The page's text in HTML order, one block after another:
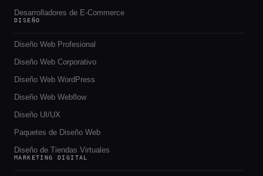
Desarrolladores de E-Commerce
DISEÑO
Diseño Web Profesional
Diseño Web Corporativo
Diseño Web WordPress
Diseño Web Webflow
Diseño UI/UX
Paquetes de Diseño Web
Diseño de Tiendas Virtuales
MARKETING DIGITAL